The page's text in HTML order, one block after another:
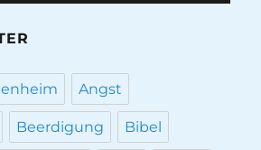
Angst
Beerdigung Bibel